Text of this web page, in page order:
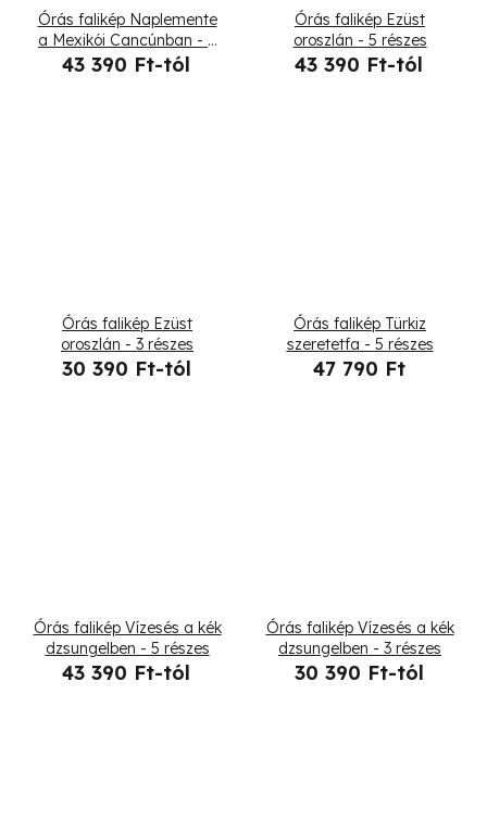
Órás falikép Naplemente
a Mexikói Cancúnban - 5
részes
43 390 Ft-tól
Órás falikép Ezüst
oroszlán - 5 részes
43 390 Ft-tól
Órás falikép Ezüst
oroszlán - 3 részes
30 390 Ft-tól
Órás falikép Türkiz
szeretetfa - 5 részes
47 790 Ft
Órás falikép Vízesés a kék
dzsungelben - 5 részes
43 390 Ft-tól
Órás falikép Vízesés a kék
dzsungelben - 3 részes
30 390 Ft-tól